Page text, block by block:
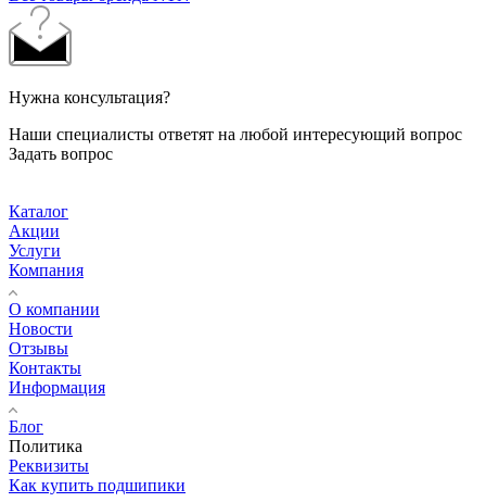
Нужна консультация?
Наши специалисты ответят на любой интересующий вопрос
Задать вопрос
Каталог
Акции
Услуги
Компания
О компании
Новости
Отзывы
Контакты
Информация
Блог
Политика
Реквизиты
Как купить подшипики